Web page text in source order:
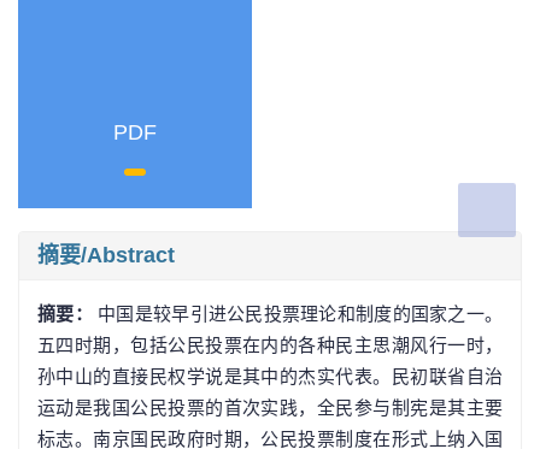
PDF
摘要/Abstract
摘要： 中国是较早引进公民投票理论和制度的国家之一。
五四时期，包括公民投票在内的各种民主思潮风行一时，
孙中山的直接民权学说是其中的杰实代表。民初联省自治
运动是我国公民投票的首次实践，全民参与制宪是其主要
标志。南京国民政府时期，公民投票制度在形式上纳入国